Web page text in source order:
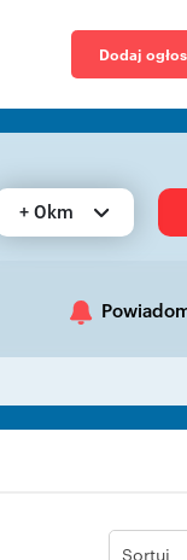
Dodaj
+ 0km
Sortuj